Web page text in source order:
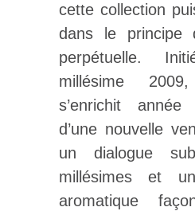
cette collection
dans le principe
perpétuelle.
millésime
s’enrichit
d’une nouvelle
un dialogue
millésimes et
aromatique